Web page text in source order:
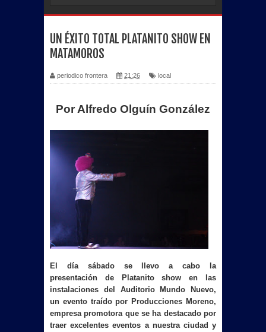
UN ÉXITO TOTAL PLATANITO SHOW EN
MATAMOROS
periodico frontera 21:26 local
Por Alfredo Olguín González
El día sábado se llevo a cabo la
presentación de Platanito show en las
instalaciones del Auditorio Mundo Nuevo,
un evento traído por Producciones Moreno,
empresa promotora que se ha destacado por
traer excelentes eventos a nuestra ciudad y